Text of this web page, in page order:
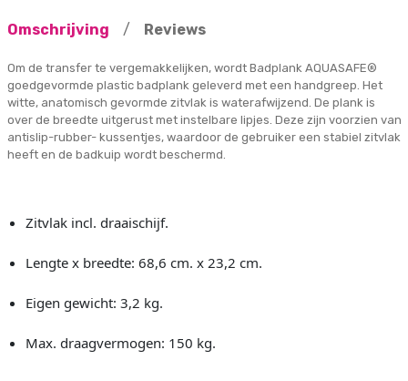
Omschrijving / Reviews
Om de transfer te vergemakkelijken, wordt Badplank AQUASAFE®
goedgevormde plastic badplank geleverd met een handgreep. Het
witte, anatomisch gevormde zitvlak is waterafwijzend. De plank is
over de breedte uitgerust met instelbare lipjes. Deze zijn voorzien van
antislip-rubber- kussentjes, waardoor de gebruiker een stabiel zitvlak
heeft en de badkuip wordt beschermd.
Zitvlak incl. draaischijf.
Lengte x breedte: 68,6 cm. x 23,2 cm.
Eigen gewicht: 3,2 kg.
Max. draagvermogen: 150 kg.